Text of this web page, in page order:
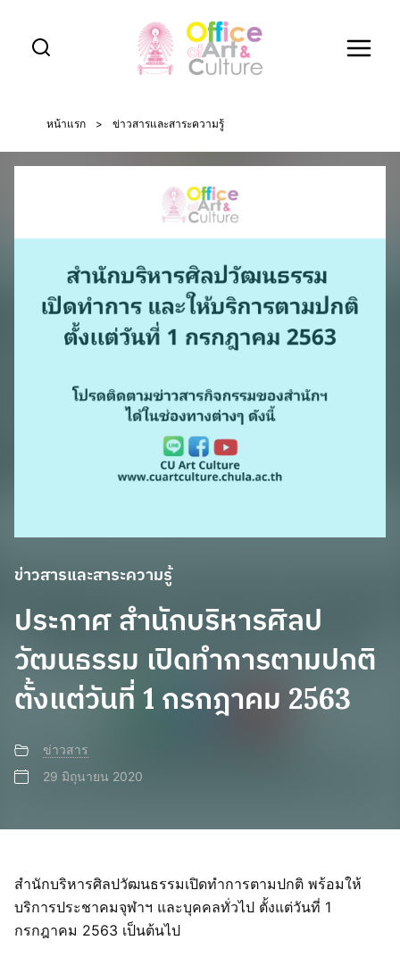
content
หน้าแรก > ข่าวสารและสาระความรู้
ข่าวสารและสาระความรู้
ประกาศ สำนักบริหารศิลป
วัฒนธรรม เปิดทำการตามปกติ
ตั้งแต่วันที่ 1 กรกฎาคม 2563
ข่าวสาร
29 มิถุนายน 2020
สำนักบริหารศิลปวัฒนธรรมเปิดทำการตามปกติ พร้อมให้
บริการประชาคมจุฬาฯ และบุคคลทั่วไป ตั้งแต่วันที่ 1
กรกฎาคม 2563 เป็นต้นไป